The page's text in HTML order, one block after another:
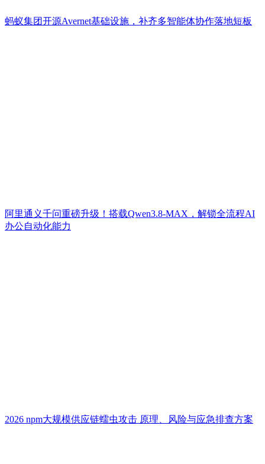
蚂蚁集团开源Avernet基础设施，补齐多智能体协作落地短板
阿里通义千问重磅升级！搭载Qwen3.8-MAX，解锁全流程AI
办公自动化能力
2026 npm大规模供应链蠕虫攻击 原理、风险与应急排查方案